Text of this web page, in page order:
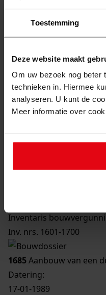
Toestemming
Deze website maakt
Om uw bezoek nog beter
technieken in. Hiermee
analyseren. U kunt de
Meer informatie over
Printen
Inventaris
Inv. nrs. 1601-1700
1685Aanbouw van een
Datering:
17-01-1989